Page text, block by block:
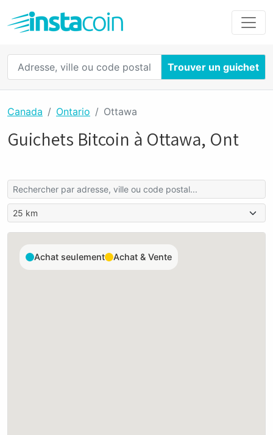
Trouver un guichet
Canada Ontario Ottawa
Guichets Bitcoin à Ottawa, Ont
Achat seulement Achat & Vente